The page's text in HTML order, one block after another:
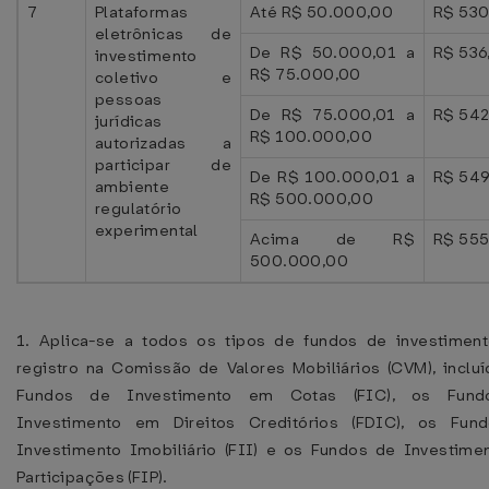
7
Plataformas
eletrônicas de
investimento
coletivo e
pessoas
jurídicas
autorizadas a
participar de
ambiente
regulatório
experimental
Até R$ 50.000,00
R$
De R$ 50.000,01 a
R$ 75.000,00
R$
De R$ 75.000,01 a
R$ 100.000,00
R$
De R$ 100.000,01 a
R$ 500.000,00
R$
Acima de R$
500.000,00
R$
1. Aplica-se a todos os tipos de fundos de
registro na Comissão de Valores Mobiliários (CVM),
Fundos de Investimento em Cotas (FIC), os
Investimento em Direitos Creditórios (FDIC), os
Investimento Imobiliário (FII) e os Fundos de
Participações (FIP).